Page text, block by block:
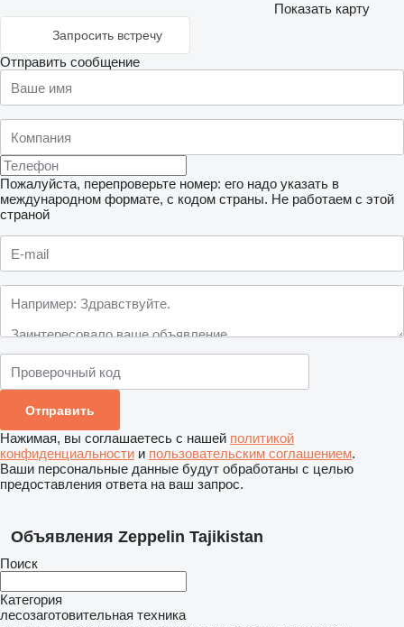
Показать карту
Запросить встречу
Отправить сообщение
Пожалуйста, перепроверьте номер: его надо указать в
международном формате, с кодом страны. Не работаем с этой
страной
Нажимая, вы соглашаетесь с нашей политикой
конфиденциальности и пользовательским соглашением.
Ваши персональные данные будут обработаны с целью
предоставления ответа на ваш запрос.
Объявления Zeppelin Tajikistan
Поиск
Категория
лесозаготовительная техника